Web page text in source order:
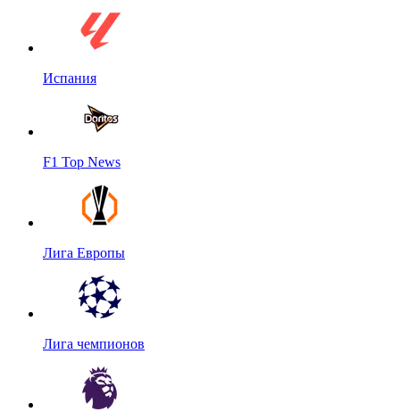
Испания
F1 Top News
Лига Европы
Лига чемпионов